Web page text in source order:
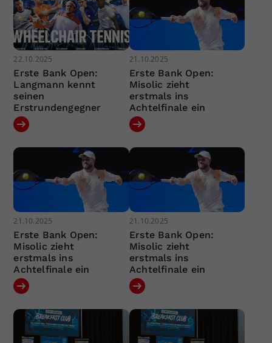
22.10.2025
Erste Bank Open:
Langmann kennt
seinen
Erstrundengegner
21.10.2025
Erste Bank Open:
Misolic zieht
erstmals ins
Achtelfinale ein
21.10.2025
Erste Bank Open:
Misolic zieht
erstmals ins
Achtelfinale ein
21.10.2025
Erste Bank Open:
Misolic zieht
erstmals ins
Achtelfinale ein